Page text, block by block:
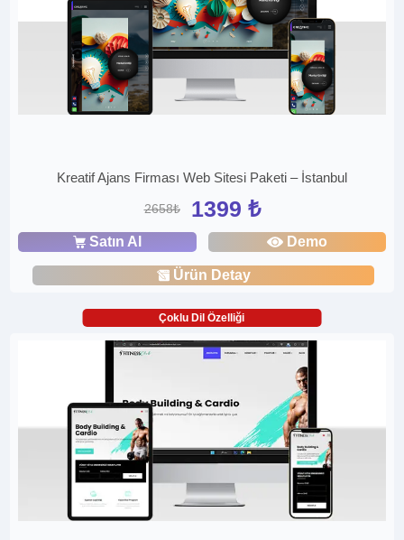
Kreatif Ajans Firması Web Sitesi Paketi – İstanbul
2658₺ 1399 ₺
Satın Al Demo
Ürün Detay
Çoklu Dil Özelliği